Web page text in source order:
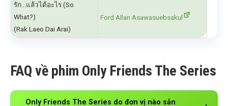
รัก…แล้วได้อะไร (So
What?)
(Rak Laeo Dai Arai)
Ford Allan Asawasuebsakul
FAQ về phim Only Friends The Series
Only Friends The Series do đơn vị nào sản